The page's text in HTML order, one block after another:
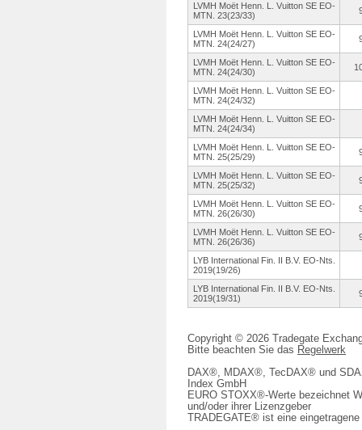
LVMH Moët Henn. L. Vuitton SE EO-
MTN. 23(23/33)
LVMH Moët Henn. L. Vuitton SE EO-
MTN. 24(24/27)
LVMH Moët Henn. L. Vuitton SE EO-
MTN. 24(24/30)
LVMH Moët Henn. L. Vuitton SE EO-
MTN. 24(24/32)
LVMH Moët Henn. L. Vuitton SE EO-
MTN. 24(24/34)
LVMH Moët Henn. L. Vuitton SE EO-
MTN. 25(25/29)
LVMH Moët Henn. L. Vuitton SE EO-
MTN. 25(25/32)
LVMH Moët Henn. L. Vuitton SE EO-
MTN. 26(26/30)
LVMH Moët Henn. L. Vuitton SE EO-
MTN. 26(26/36)
LYB International Fin. II B.V. EO-Nts.
2019(19/26)
LYB International Fin. II B.V. EO-Nts.
2019(19/31)
Copyright © 2026 Tradegate
Bitte beachten Sie das Regelwerk
DAX®, MDAX®, TecDAX® und
Index GmbH
EURO STOXX®-Werte bezeichnet
und/oder ihrer Lizenzgeber
TRADEGATE® ist eine